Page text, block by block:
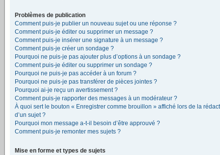
Problèmes de publication
Comment puis-je publier un nouveau sujet ou une réponse ?
Comment puis-je éditer ou supprimer un message ?
Comment puis-je insérer une signature à un message ?
Comment puis-je créer un sondage ?
Pourquoi ne puis-je pas ajouter plus d’options à un sondage ?
Comment puis-je éditer ou supprimer un sondage ?
Pourquoi ne puis-je pas accéder à un forum ?
Pourquoi ne puis-je pas transférer de pièces jointes ?
Pourquoi ai-je reçu un avertissement ?
Comment puis-je rapporter des messages à un modérateur ?
À quoi sert le bouton « Enregistrer comme brouillon » affiché lors de la
d’un sujet ?
Pourquoi mon message a-t-il besoin d’être approuvé ?
Comment puis-je remonter mes sujets ?
Mise en forme et types de sujets